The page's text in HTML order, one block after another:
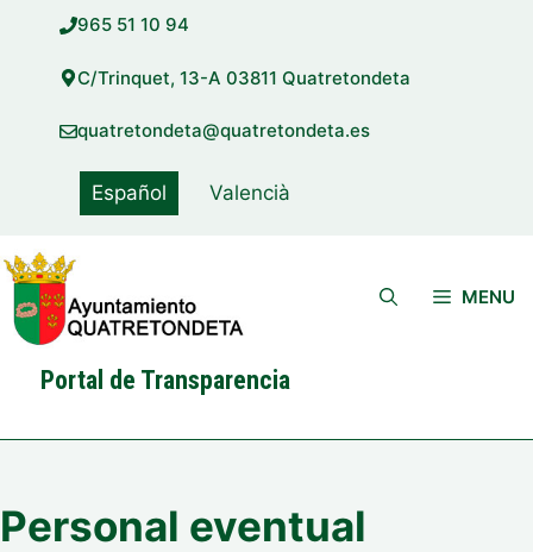
contenido
965 51 10 94
C/Trinquet, 13-A 03811 Quatretondeta
quatretondeta@quatretondeta.es
Español Valencià
MENU
Portal de Transparencia
Personal eventual